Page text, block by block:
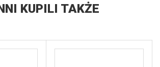
KUPILI TAKŻE